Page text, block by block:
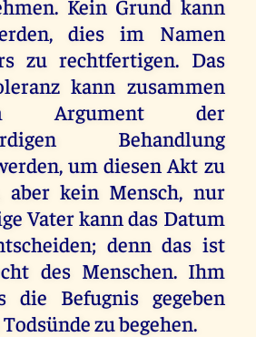
Kein Grund kann
dies im Namen
zu rechtfertigen. Das
kann zusammen
Argument der
Behandlung
um diesen Akt zu
aber kein Mensch, nur
Vater kann das Datum
denn das ist
des Menschen. Ihm
die Befugnis gegeben
zu begehen.